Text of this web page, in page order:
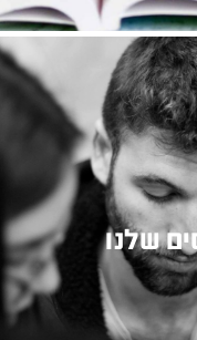
שלנו